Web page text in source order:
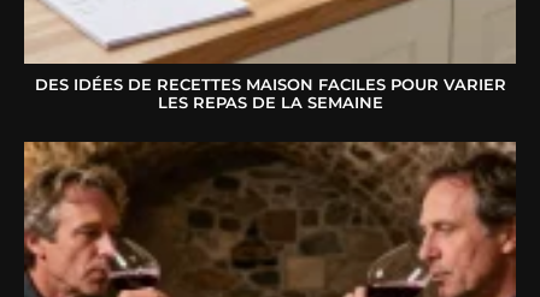
DES IDÉES DE RECETTES MAISON FACILES POUR VARIER
LES REPAS DE LA SEMAINE